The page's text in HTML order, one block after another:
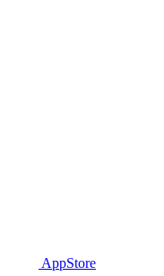
AppStore